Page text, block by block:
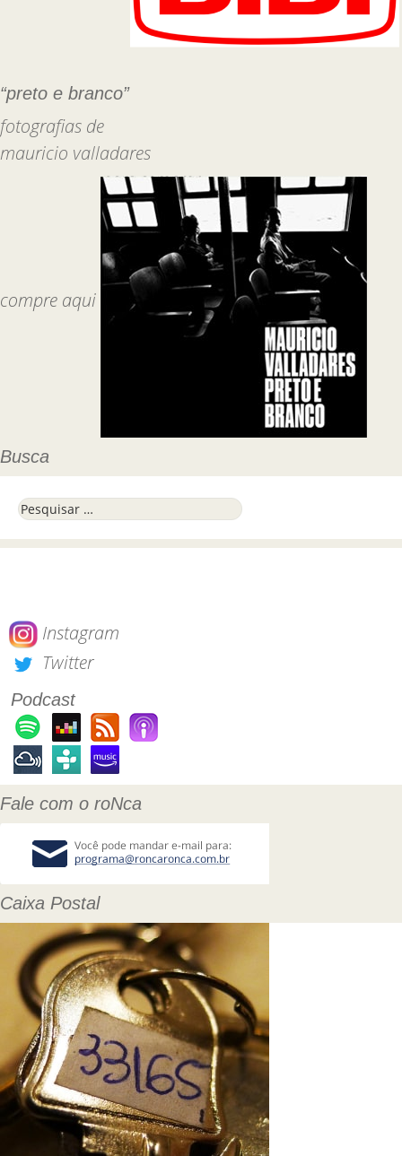
“preto e branco”
fotografias de
mauricio valladares
compre aqui
Busca
Pesquisar por:
Instagram
Twitter
Podcast
Fale com o roNca
Caixa Postal